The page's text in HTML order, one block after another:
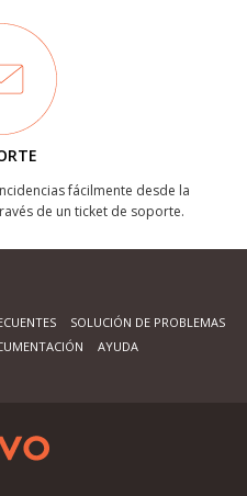
fácilmente desde la
de un ticket de soporte.
SOLUCIÓN DE PROBLEMAS
AYUDA